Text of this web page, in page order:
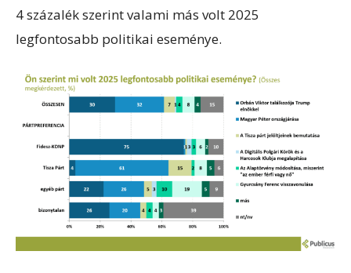
4 százalék szerint valami más volt 2025
legfontosabb politikai eseménye.